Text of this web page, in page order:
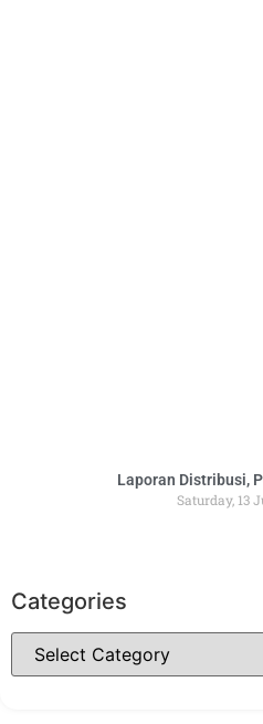
Laporan Distribusi,
Saturday, 13
Categories